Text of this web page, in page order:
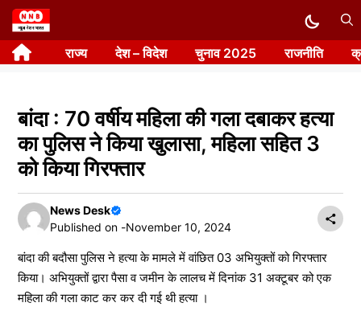
Skip
to
content राज्य देश – विदेश चुनाव 2025 राजनीति
बांदा : 70 वर्षीय महिला की गला दबाकर हत्या
का पुलिस ने किया खुलासा, महिला सहित 3
को किया गिरफ्तार
News Desk
Published on -November 10, 2024
बांदा की बदौसा पुलिस ने हत्या के मामले में वांछित 03 अभियुक्तों को गिरफ्तार
किया। अभियुक्तों द्वारा पैसा व जमीन के लालच में दिनांक 31 अक्टूबर को एक
महिला की गला काट कर कर दी गई थी हत्या ।